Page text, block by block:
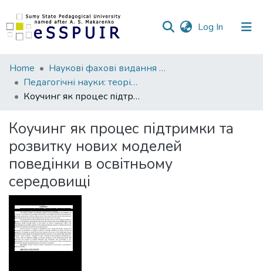
Log In (current)
Communities
&
Collections
Statistics
Home
Наукові фахові видання СумДПУ
Педагогічні науки: теорія, історія, інноваційні технології
Коучинг як процес підтримки та розвитку нових моделей поведінки в освітньому середовищі
Коучинг як процес підтримки та
розвитку нових моделей
поведінки в освітньому
середовищі